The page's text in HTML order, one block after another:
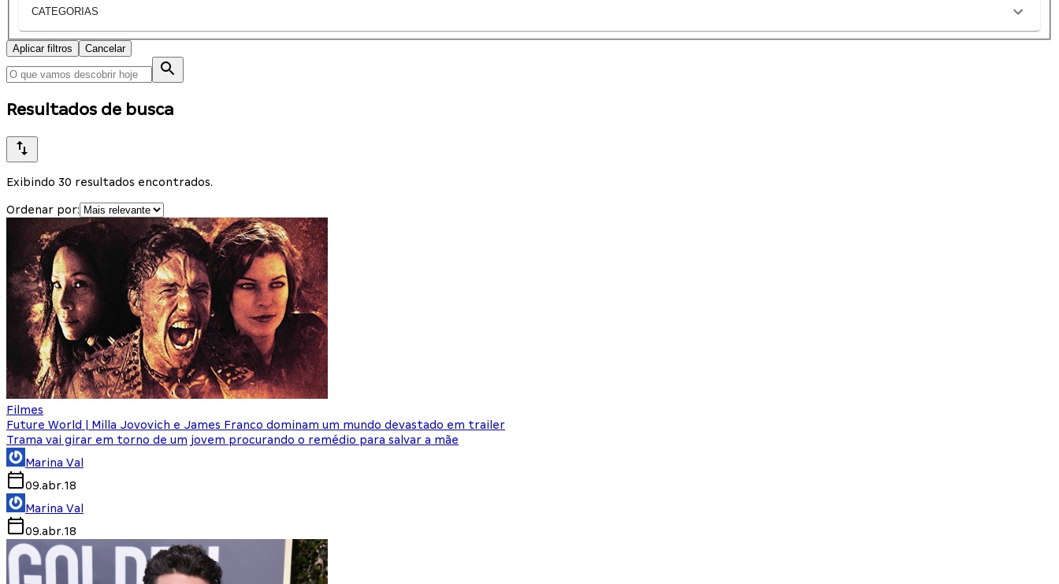
CATEGORIAS
Aplicar filtros Cancelar
Resultados de busca
Exibindo 30 resultados encontrados.
Ordenar por:
Filmes
Future World | Milla Jovovich e James Franco dominam um mundo devastado em trailer
Trama vai girar em torno de um jovem procurando o remédio para salvar a mãe
Marina Val
09.abr.18
Marina Val
09.abr.18